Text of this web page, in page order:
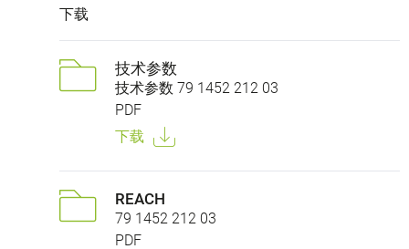
下载
技术参数
技术参数 79 1452 212 03
PDF
下载
REACH
79 1452 212 03
PDF